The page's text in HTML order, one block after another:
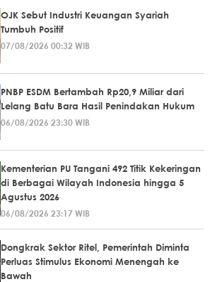
OJK Sebut Industri Keuangan Syariah
Tumbuh Positif
07/08/2026 00:32 WIB
PNBP ESDM Bertambah Rp20,9 Miliar dari
Lelang Batu Bara Hasil Penindakan Hukum
06/08/2026 23:30 WIB
Kementerian PU Tangani 492 Titik Kekeringan
di Berbagai Wilayah Indonesia hingga 5
Agustus 2026
06/08/2026 23:17 WIB
Dongkrak Sektor Ritel, Pemerintah Diminta
Perluas Stimulus Ekonomi Menengah ke
Bawah